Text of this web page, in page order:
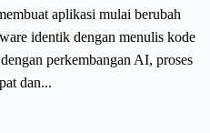
aplikasi mulai berubah
identik dengan menulis kode
perkembangan AI, proses
dan...